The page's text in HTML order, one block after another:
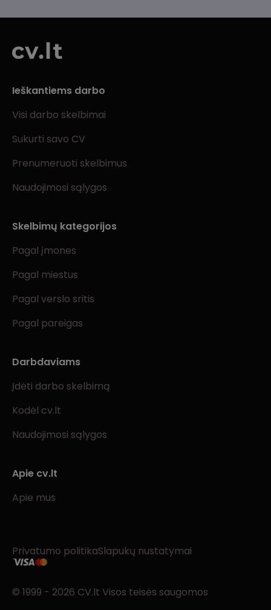
Ieškantiems darbo
Visi darbo skelbimai
Sukurti savo CV
Prenumeruoti skelbimus
Naudojimosi sąlygos
Skelbimų kategorijos
Pagal įmones
Pagal miestus
Pagal verslo sritis
Pagal pareigas
Darbdaviams
Įdėti darbo skelbimą
Kodėl cv.lt
Naudojimosi sąlygos
Apie cv.lt
Apie mus
Privatumo politikaSlapukų nustatymai
© 1999 - 2026 CV.lt Visos teisės saugomos